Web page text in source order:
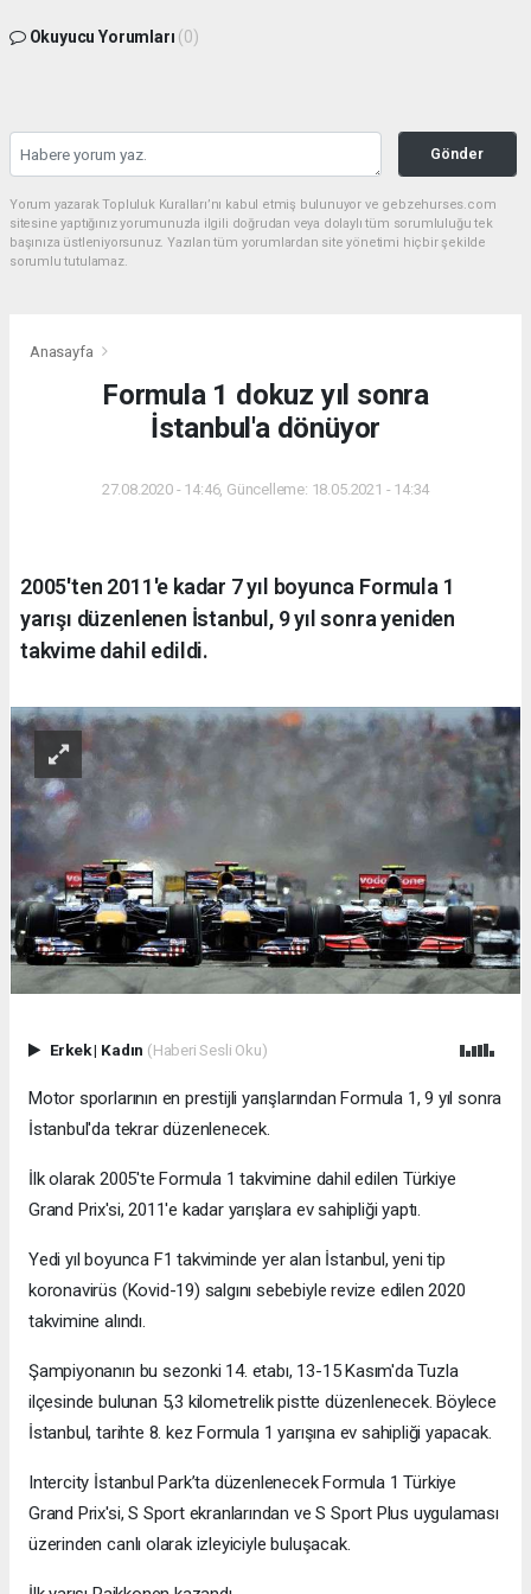
Okuyucu Yorumları (0)
Gönder
Yorum yazarak Topluluk Kuralları’nı kabul etmiş bulunuyor ve gebzehurses.com
sitesine yaptığınız yorumunuzla ilgili doğrudan veya dolaylı tüm sorumluluğu tek
başınıza üstleniyorsunuz. Yazılan tüm yorumlardan site yönetimi hiçbir şekilde
sorumlu tutulamaz.
Anasayfa
Formula 1 dokuz yıl sonra
İstanbul'a dönüyor
27.08.2020 - 14:46, Güncelleme: 18.05.2021 - 14:34
2005'ten 2011'e kadar 7 yıl boyunca Formula 1
yarışı düzenlenen İstanbul, 9 yıl sonra yeniden
takvime dahil edildi.
Erkek| Kadın (Haberi Sesli Oku)
Motor sporlarının en prestijli yarışlarından Formula 1, 9 yıl sonra
İstanbul'da tekrar düzenlenecek.
İlk olarak 2005'te Formula 1 takvimine dahil edilen Türkiye
Grand Prix'si, 2011'e kadar yarışlara ev sahipliği yaptı.
Yedi yıl boyunca F1 takviminde yer alan İstanbul, yeni tip
koronavirüs (Kovid-19) salgını sebebiyle revize edilen 2020
takvimine alındı.
Şampiyonanın bu sezonki 14. etabı, 13-15 Kasım'da Tuzla
ilçesinde bulunan 5,3 kilometrelik pistte düzenlenecek. Böylece
İstanbul, tarihte 8. kez Formula 1 yarışına ev sahipliği yapacak.
Intercity İstanbul Park’ta düzenlenecek Formula 1 Türkiye
Grand Prix'si, S Sport ekranlarından ve S Sport Plus uygulaması
üzerinden canlı olarak izleyiciyle buluşacak.